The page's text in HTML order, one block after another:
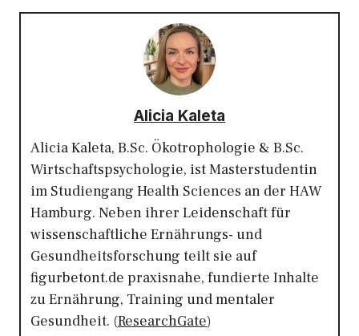
Alicia Kaleta
Alicia Kaleta, B.Sc. Ökotrophologie & B.Sc.
Wirtschaftspsychologie, ist Masterstudentin
im Studiengang Health Sciences an der HAW
Hamburg. Neben ihrer Leidenschaft für
wissenschaftliche Ernährungs- und
Gesundheitsforschung teilt sie auf
figurbetont.de praxisnahe, fundierte Inhalte
zu Ernährung, Training und mentaler
Gesundheit. (ResearchGate)